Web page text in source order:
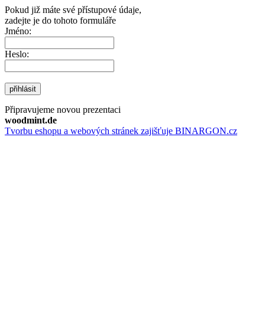
Pokud již máte své přístupové údaje,
zadejte je do tohoto formuláře
Jméno:
Heslo:
přihlásit
Připravujeme novou prezentaci
woodmint.de
Tvorbu eshopu a webových stránek zajišťuje BINARGON.cz